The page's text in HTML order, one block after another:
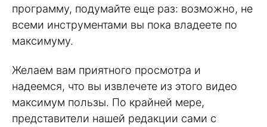
программу, подумайте еще раз: возможно, не
всеми инструментами вы пока владеете по
максимуму.
Желаем вам приятного просмотра и
надеемся, что вы извлечете из этого видео
максимум пользы. По крайней мере,
представители нашей редакции сами с